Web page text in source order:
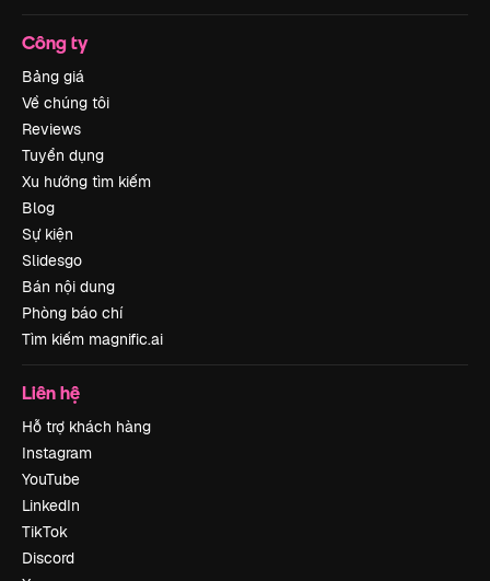
Công ty
Bảng giá
Về chúng tôi
Reviews
Tuyển dụng
Xu hướng tìm kiếm
Blog
Sự kiện
Slidesgo
Bán nội dung
Phòng báo chí
Tìm kiếm magnific.ai
Liên hệ
Hỗ trợ khách hàng
Instagram
YouTube
LinkedIn
TikTok
Discord